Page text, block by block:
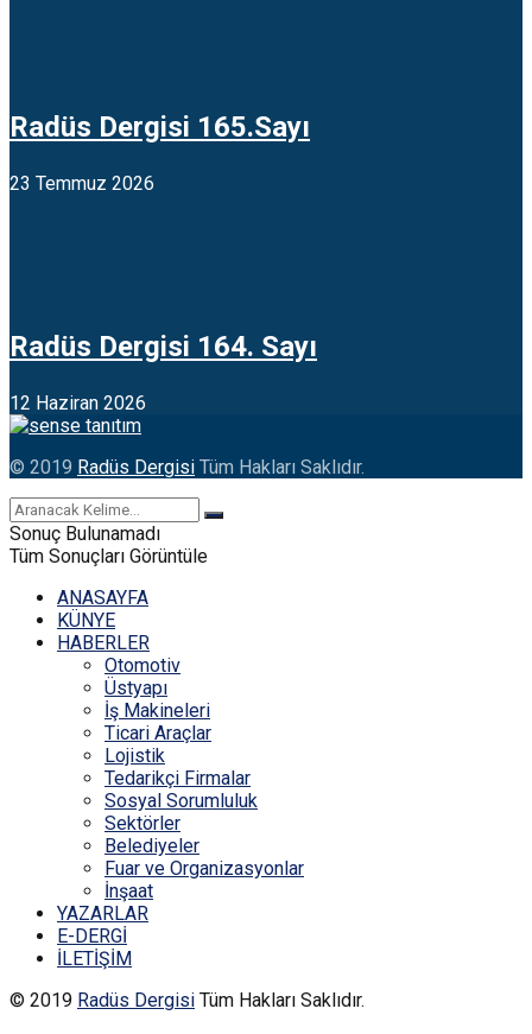
Radüs Dergisi 165.Sayı
23 Temmuz 2026
Radüs Dergisi 164. Sayı
12 Haziran 2026
© 2019 Radüs Dergisi Tüm Hakları Saklıdır.
Sonuç Bulunamadı
Tüm Sonuçları Görüntüle
ANASAYFA
KÜNYE
HABERLER
Otomotiv
Üstyapı
İş Makineleri
Ticari Araçlar
Lojistik
Tedarikçi Firmalar
Sosyal Sorumluluk
Sektörler
Belediyeler
Fuar ve Organizasyonlar
İnşaat
YAZARLAR
E-DERGİ
İLETİŞİM
© 2019 Radüs Dergisi Tüm Hakları Saklıdır.